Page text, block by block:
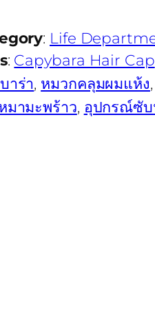
: Life
: Capybara Hair Cap
าร่า, หมวกคลุมผมแห้ง,
มามะพร้าว, อุปกรณ์ซั